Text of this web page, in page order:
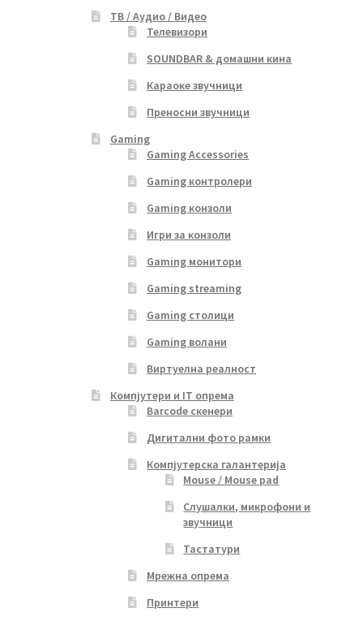
ТВ / Аудио / Видео
Телевизори
SOUNDBAR & домашни кина
Караоке звучници
Преносни звучници
Gaming
Gaming Accessories
Gaming контролери
Gaming конзоли
Игри за конзоли
Gaming монитори
Gaming streaming
Gaming столици
Gaming волани
Виртуелна реалност
Компјутери и IT опрема
Barcode скенери
Дигитални фото рамки
Компјутерска галантерија
Mouse / Mouse pad
Слушалки, микрофони и
звучници
Тастатури
Мрежна опрема
Принтери